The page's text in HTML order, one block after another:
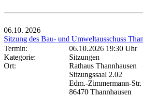
06.10. 2026
Sitzung des Bau- und Umweltausschuss
Termin:
06.10.2026 19:30 Uhr
Kategorie:
Sitzungen
Ort:
Rathaus Thannhausen
Sitzungssaal 2.02
Edm.-Zimmermann-Str.
86470 Thannhausen